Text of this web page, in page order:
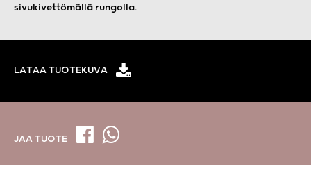
sivukivettömällä rungolla.
LATAA TUOTEKUVA
JAA TUOTE